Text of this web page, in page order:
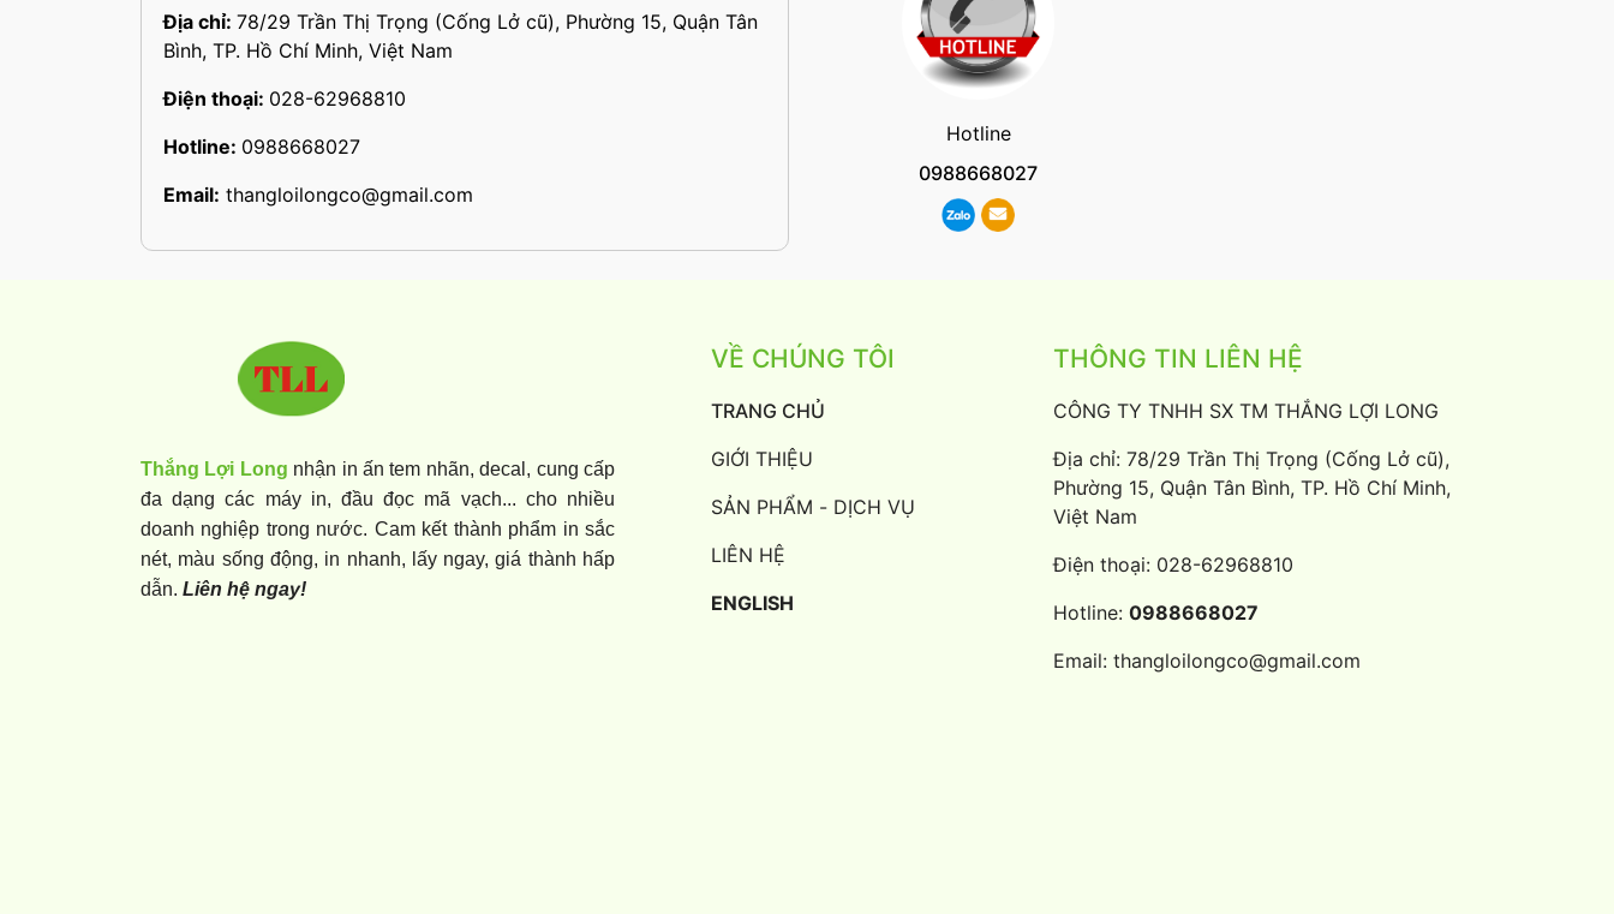
Địa chỉ: 78/29 Trần Thị Trọng (Cống Lở cũ), Phường 15, Quận Tân
Bình, TP. Hồ Chí Minh, Việt Nam
Điện thoại: 028-62968810
Hotline: 0988668027
Email: thangloilongco@gmail.com
Hotline
0988668027
Thắng Lợi Long nhận in ấn tem nhãn, decal, cung cấp
đa dạng các máy in, đầu đọc mã vạch... cho nhiều
doanh nghiệp trong nước. Cam kết thành phẩm in sắc
nét, màu sống động, in nhanh, lấy ngay, giá thành hấp
dẫn. Liên hệ ngay!
VỀ CHÚNG TÔI
TRANG CHỦ
GIỚI THIỆU
SẢN PHẨM - DỊCH VỤ
LIÊN HỆ
ENGLISH
THÔNG TIN LIÊN HỆ
CÔNG TY TNHH SX TM THẮNG LỢI LONG
Địa chỉ: 78/29 Trần Thị Trọng (Cống Lở cũ),
Phường 15, Quận Tân Bình, TP. Hồ Chí Minh,
Việt Nam
Điện thoại: 028-62968810
Hotline: 0988668027
Email: thangloilongco@gmail.com